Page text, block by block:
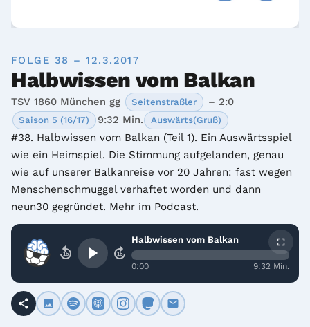
FOLGE 38 – 12.3.2017
Halbwissen vom Balkan
TSV 1860 München gg Seitenstraßler – 2:0
Saison 5 (16/17) 9:32 Min. Auswärts(Gruß)
#38. Halbwissen vom Balkan (Teil 1). Ein Auswärtsspiel
wie ein Heimspiel. Die Stimmung aufgelanden, genau
wie auf unserer Balkanreise vor 20 Jahren: fast wegen
Menschenschmuggel verhaftet worden und dann
neun30 gegründet. Mehr im Podcast.
15 15
Halbwissen vom Balkan
0:00 9:32 Min.